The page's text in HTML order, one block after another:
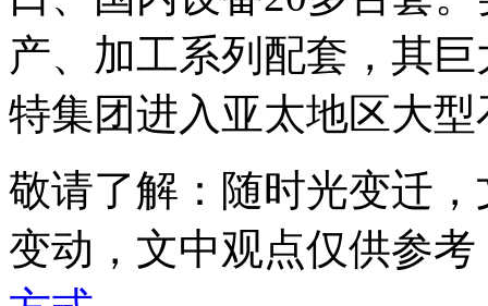
产、加工系列配套，其
特集团进入亚太地区大
敬请了解 ：随时光变迁
变动，文中观点仅供参考